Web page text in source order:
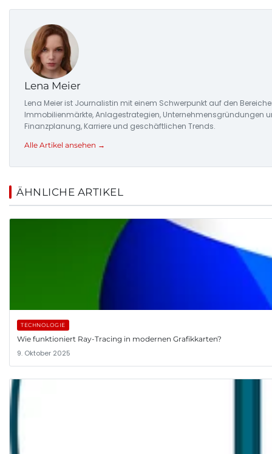
Lena Meier
Lena Meier ist Journalistin mit einem Schwerpunkt auf den
Immobilienmärkte, Anlagestrategien, Unternehmensgründungen
Finanzplanung, Karriere und geschäftlichen Trends.
Alle Artikel ansehen →
ÄHNLICHE ARTIKEL
TECHNOLOGIE
Wie funktioniert Ray-Tracing in modernen Grafikkarten?
9. Oktober 2025